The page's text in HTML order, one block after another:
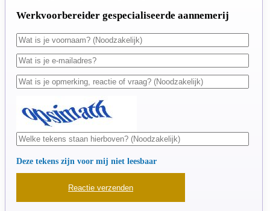
Werkvoorbereider gespecialiseerde aannemerij
Deze tekens zijn voor mij niet leesbaar